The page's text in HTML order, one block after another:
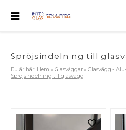
Spröjsindelning till
Du är här: Hem »Glasväggar »Glasvägg -
Spröjsindelning till glasvägg